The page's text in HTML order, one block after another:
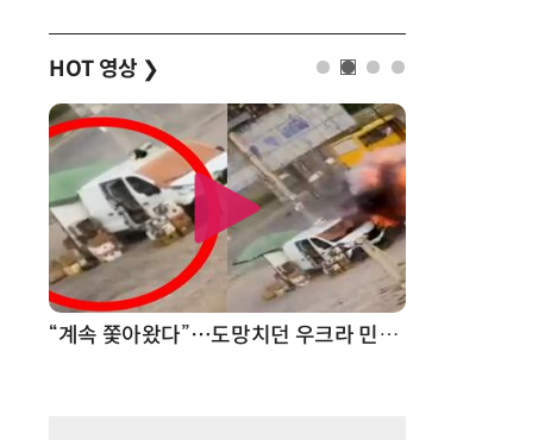
HOT 영상 ❯
“계속 쫓아왔다”…도망치던 우크라 민간인 공격한 러 자폭 드론